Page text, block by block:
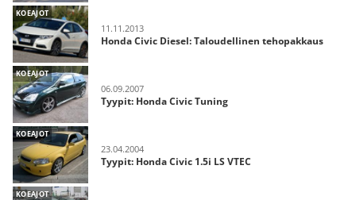
KOEAJOT
11.11.2013
Honda Civic Diesel: Taloudellinen tehopakkaus
KOEAJOT
06.09.2007
Tyypit: Honda Civic Tuning
KOEAJOT
23.04.2004
Tyypit: Honda Civic 1.5i LS VTEC
KOEAJOT